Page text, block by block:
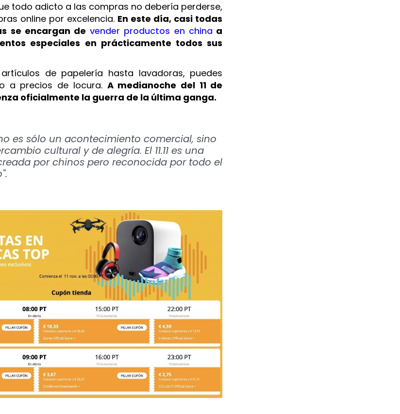
que todo adicto a las compras no debería perderse,
online por excelencia. En este día, casi todas
se encargan de vender productos en china a
especiales en prácticamente todos sus
de papelería hasta lavadoras, puedes
a precios de locura. A medianoche del 11 de
oficialmente la guerra de la última ganga.
no es sólo un acontecimiento comercial, sino
cultural y de alegría. El 11.11 es una
por chinos pero reconocida por todo el